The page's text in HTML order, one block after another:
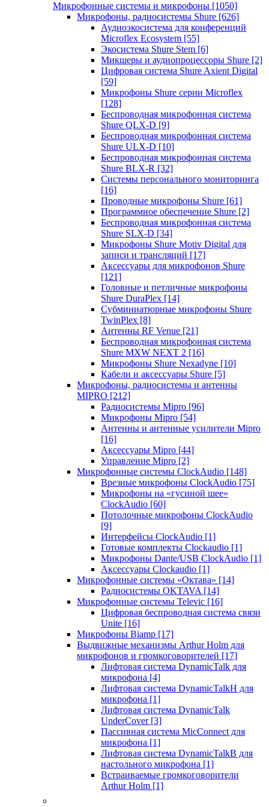
Микрофонные системы и микрофоны [1050]
Микрофоны, радиосистемы Shure [626]
Аудиоэкосистема для конференций
Microflex Ecosystem [55]
Экосистема Shure Stem [6]
Микшеры и аудиопроцессоры Shure [2]
Цифровая система Shure Axient Digital
[59]
Микрофоны Shure серии Microflex
[128]
Беспроводная микрофонная система
Shure QLX-D [9]
Беспроводная микрофонная система
Shure ULX-D [10]
Беспроводная микрофонная система
Shure BLX-R [32]
Системы персонального мониторинга
[16]
Проводные микрофоны Shure [61]
Программное обеспечение Shure [2]
Беспроводная микрофонная система
Shure SLX-D [34]
Микрофоны Shure Motiv Digital для
записи и трансляций [17]
Аксессуары для микрофонов Shure
[121]
Головные и петличные микрофоны
Shure DuraPlex [14]
Субминиатюрные микрофоны Shure
TwinPlex [8]
Антенны RF Venue [21]
Беспроводная микрофонная система
Shure MXW NEXT 2 [16]
Микрофоны Shure Nexadyne [10]
Кабели и аксессуары Shure [5]
Микрофоны, радиосистемы и антенны
MIPRO [212]
Радиосистемы Mipro [96]
Микрофоны Mipro [54]
Антенны и антенные усилители Mipro
[16]
Аксессуары Mipro [44]
Управление Mipro [2]
Микрофонные системы ClockAudio [148]
Врезные микрофоны ClockAudio [75]
Микрофоны на «гусиной шее»
ClockAudio [60]
Потолочные микрофоны ClockAudio
[9]
Интерфейсы ClockAudio [1]
Готовые комплекты Clockaudio [1]
Микрофоны Dante/USB ClockAudio [1]
Аксессуары Clockaudio [1]
Микрофонные системы «Октава» [14]
Радиосистемы OKTAVA [14]
Микрофонные системы Televic [16]
Цифровая беспроводная система связи
Unite [16]
Микрофоны Biamp [17]
Выдвижные механизмы Arthur Holm для
микрофонов и громкоговорителей [17]
Лифтовая система DynamicTalk для
микрофона [4]
Лифтовая система DynamicTalkH для
микрофона [1]
Лифтовая система DynamicTalk
UnderCover [3]
Пассивная система MicConnect для
микрофона [1]
Лифтовая система DynamicTalkB для
настольного микрофона [1]
Встраиваемые громкоговорители
Arthur Holm [1]